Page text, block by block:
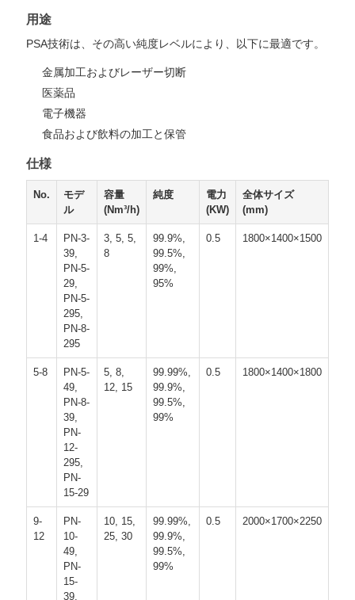
を
さ
用途
PSA技術は、その高い純度レベルにより、以下に最適です。
金属加工およびレーザー切断
医薬品
電子機器
食品および飲料の加工と保管
仕様
No.
モデ
ル
容量
(Nm³/h)
純度
電力
(KW)
全体サイズ
(mm)
1-4
PN-3-
39,
PN-5-
29,
PN-5-
295,
PN-8-
295
3, 5, 5,
8
99.9%,
99.5%,
99%,
95%
0.5 1800×1400×1500
5-8
PN-5-
49,
PN-8-
39,
PN-
12-
295,
PN-
15-29
5, 8,
12, 15
99.99%,
99.9%,
99.5%,
99%
0.5 1800×1400×1800
9-
12
PN-
10-
49,
PN-
15-
39,
10, 15,
25, 30
99.99%,
99.9%,
99.5%,
99%
0.5 2000×1700×2250